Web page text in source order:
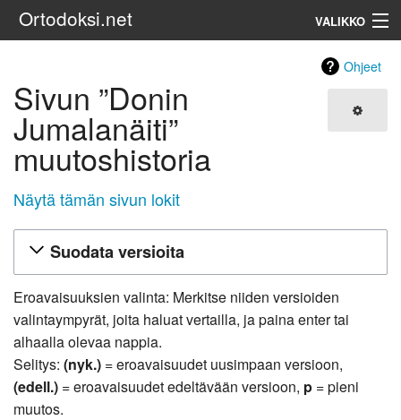
Ortodoksi.net VALIKKO
Haku
Ohjeet
Sivun ”Donin
Jumalanäiti”
muutoshistoria
Näytä tämän sivun lokit
Suodata versioita
Eroavaisuuksien valinta: Merkitse niiden versioiden
valintaympyrät, joita haluat vertailla, ja paina enter tai
alhaalla olevaa nappia.
Selitys: (nyk.) = eroavaisuudet uusimpaan versioon,
(edell.) = eroavaisuudet edeltävään versioon, p = pieni
muutos.